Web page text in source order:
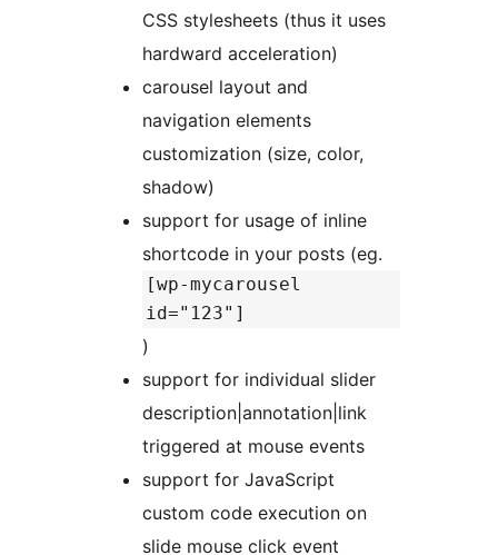
CSS stylesheets (thus it uses
hardward acceleration)
carousel layout and
navigation elements
customization (size, color,
shadow)
support for usage of inline
shortcode in your posts (eg.
[wp-mycarousel
id="123"]
)
support for individual slider
description|annotation|link
triggered at mouse events
support for JavaScript
custom code execution on
slide mouse click event